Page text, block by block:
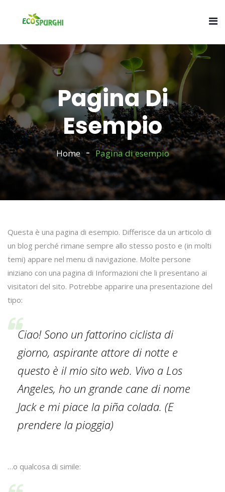
Pagina Di
Esempio
Home Pagina di esempio
Questa è una pagina di esempio. Differisce da un articolo di
un blog perché rimane sempre allo stesso posto e (in molti
temi) appare nel menu di navigazione. Molte persone
iniziano con una pagina di Informazioni che li presentano ai
visitatori del sito. Potrebbe apparire una presentazione del
tipo:
Ciao! Sono un fattorino ciclista di
giorno, aspirante attore di notte e
questo è il mio sito web. Vivo a Los
Angeles, ho un grande cane di nome
Jack e mi piace la piña colada. (E
prendere la pioggia)
…o qualcosa di simile: